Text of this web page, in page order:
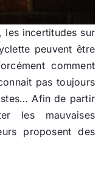
les incertitudes sur
peuvent être
comment
pas toujours
Afin de partir
les mauvaises
proposent des